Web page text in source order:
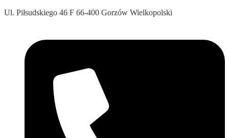
Ul. Piłsudskiego 46 F 66-400 Gorzów Wielkopolski